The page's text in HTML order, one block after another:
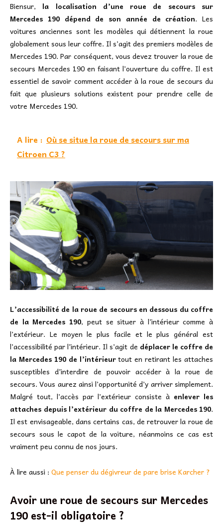
Biensur, la localisation d’une roue de secours sur
Mercedes 190 dépend de son année de création. Les
voitures anciennes sont les modèles qui détiennent la roue
globalement sous leur coffre. Il s’agit des premiers modèles de
Mercedes 190. Par conséquent, vous devez trouver la roue de
secours Mercedes 190 en faisant l’ouverture du coffre. Il est
essentiel de savoir comment accéder à la roue de secours du
fait que plusieurs solutions existent pour prendre celle de
votre Mercedes 190.
A lire : Où se situe la roue de secours sur ma
Citroen C3 ?
L’accessibilité de la roue de secours en dessous du coffre
de la Mercedes 190, peut se situer à l’intérieur comme à
l’extérieur. Le moyen le plus facile et le plus général est
l’accessibilité par l’intérieur. Il s’agit de déplacer le coffre de
la Mercedes 190 de l’intérieurtout en retirant les attaches
susceptibles d’interdire de pouvoir accéder à la roue de
secours. Vous aurez ainsi l’opportunité d’y arriver simplement.
Malgré tout, l’accès par l’extérieur consiste à enlever les
attaches depuis l’extérieur du coffre de la Mercedes 190.
Il est envisageable, dans certains cas, de retrouver la roue de
secours sous le capot de la voiture, néanmoins ce cas est
vraiment peu connu de nos jours.
À lire aussi : Que penser du dégivreur de pare brise Karcher ?
Avoir une roue de secours sur Mercedes
190 est-il obligatoire ?